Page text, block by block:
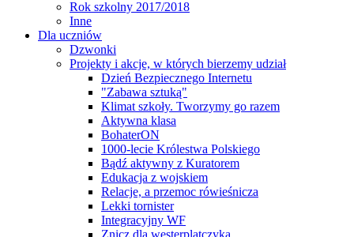
Rok szkolny 2017/2018
Inne
Dla uczniów
Dzwonki
Projekty i akcje, w których bierzemy udział
Dzień Bezpiecznego Internetu
"Zabawa sztuką"
Klimat szkoły. Tworzymy go razem
Aktywna klasa
BohaterON
1000-lecie Królestwa Polskiego
Bądź aktywny z Kuratorem
Edukacja z wojskiem
Relacje, a przemoc rówieśnicza
Lekki tornister
Integracyjny WF
Znicz dla westerplatczyka